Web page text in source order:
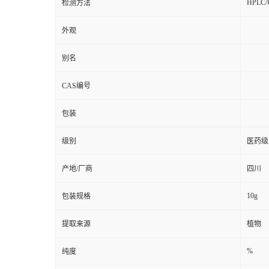
检测方法
外观
别名
CAS编号
包装
级别 医药级
产地/厂商 四川
包装规格 10g
提取来源 植物
纯度 %